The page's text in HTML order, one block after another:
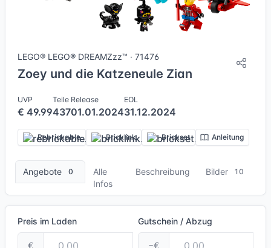
LEGO® LEGO® DREAMZzz™ · 71476
Zoey und die Katzeneule Zian
UVP
€ 49.99
Teile
437
Release
01.01.2024
EOL
31.12.2024
Rebrickable Bricklink Brickset Anleitung
Angebote 0
Alle
Infos
Beschreibung Bilder 10
Preis im Laden
€
Gutschein / Abzug
−€